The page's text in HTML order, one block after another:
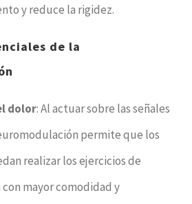
y reduce la rigidez.
de la
dolor: Al actuar sobre las señales
permite que los
realizar los ejercicios de
mayor comodidad y